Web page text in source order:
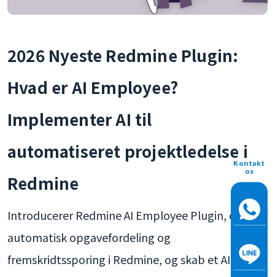
2026 Nyeste Redmine Plugin:
Hvad er AI Employee?
Implementer AI til
automatiseret projektledelse i
Redmine
Introducerer Redmine AI Employee Plugin, opnå
automatisk opgavefordeling og
fremskridtssporing i Redmine, og skab et AI-
Kontakt
os